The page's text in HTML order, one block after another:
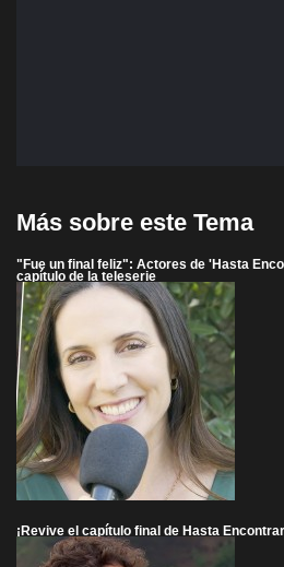
Más sobre este Tema
"Fue un final feliz": Actores de 'Hasta
capítulo de la teleserie
¡Revive el capítulo final de Hasta